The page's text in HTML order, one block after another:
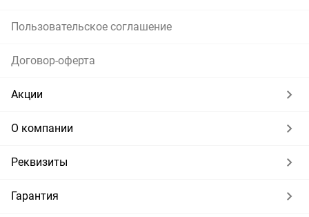
Пользовательское соглашение
Договор-оферта
Акции
О компании
Реквизиты
Гарантия